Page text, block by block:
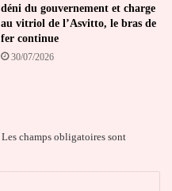
déni du gouvernement et charge
au vitriol de l’Asvitto, le bras de
fer continue
30/07/2026
Les champs obligatoires sont